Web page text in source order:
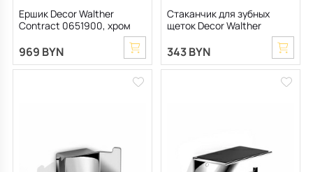
Ершик Decor Walther
Contract 0651900, хром
969 BYN
Стаканчик для зубных
щеток Decor Walther
Contract 0651800, хром
343 BYN